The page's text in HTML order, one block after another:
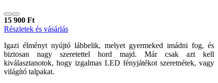
15 900 Ft
Részletek és vásárlás
Igazi élményt nyújtó lábbelik, melyet gyermeked imádni fog, és
biztosan nagy szeretettel hord majd. Már csak azt kell
kiválasztanotok, hogy izgalmas LED fényjátékot szeretnétek, vagy
világító talpakat.